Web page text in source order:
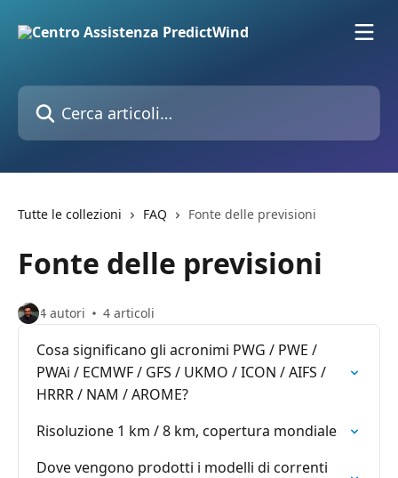
Cerca articoli…
Tutte le collezioni FAQ Fonte delle previsioni
Fonte delle previsioni
4 autori 4 articoli
Cosa significano gli acronimi PWG / PWE /
PWAi / ECMWF / GFS / UKMO / ICON / AIFS /
HRRR / NAM / AROME?
Risoluzione 1 km / 8 km, copertura mondiale
Dove vengono prodotti i modelli di correnti